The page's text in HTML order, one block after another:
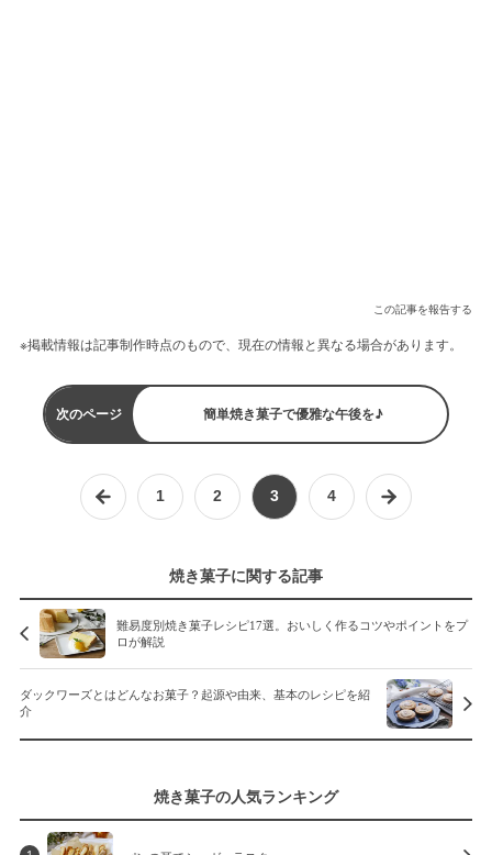
この記事を報告する
※掲載情報は記事制作時点のもので、現在の情報と異なる場合があります。
次のページ 簡単焼き菓子で優雅な午後を♪
1 2 3 4
焼き菓子に関する記事
難易度別焼き菓子レシピ17選。おいしく作るコツやポイントをプ
ロが解説
ダックワーズとはどんなお菓子？起源や由来、基本のレシピを紹
介
焼き菓子の人気ランキング